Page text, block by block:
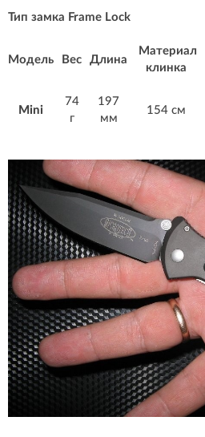
Тип замка Frame Lock
Модель Вес Длина
Материал
клинка
Mini
74
г
197
мм
154 см